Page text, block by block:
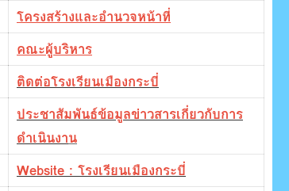
โครงสร้างและอำนวจหน้าที่
คณะผู้บริหาร
ติดต่อโรงเรียนเมืองกระบี่
ประชาสัมพันธ์ข้อมูลข่าวสารเกี่ยวกับการ
ดำเนินงาน
Website : โรงเรียนเมืองกระบี่